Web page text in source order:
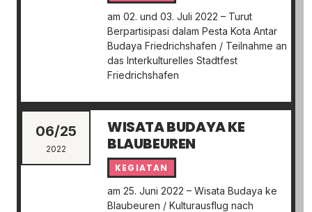
am 02. und 03. Juli 2022 – Turut
Berpartisipasi dalam Pesta Kota Antar
Budaya Friedrichshafen / Teilnahme an
das Interkulturelles Stadtfest
Friedrichshafen
06/25
2022
WISATA BUDAYA KE
BLAUBEUREN
KEGIATAN
am 25. Juni 2022 – Wisata Budaya ke
Blaubeuren / Kulturausflug nach